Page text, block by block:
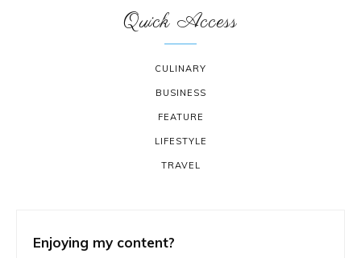
Quick Access
CULINARY
BUSINESS
FEATURE
LIFESTYLE
TRAVEL
Enjoying my content?